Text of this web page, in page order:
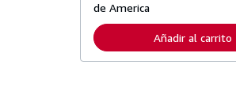
f
o
r
de America
Añadir al carrito